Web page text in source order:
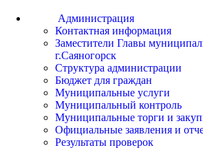
Администрация
Контактная информация
Заместители Главы
г.Саяногорск
Структура администрации
Бюджет для граждан
Муниципальные услуги
Муниципальный контроль
Муниципальные торги и
Официальные заявления и
Результаты проверок